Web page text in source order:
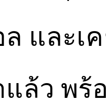
และเ
ล้ว พร้